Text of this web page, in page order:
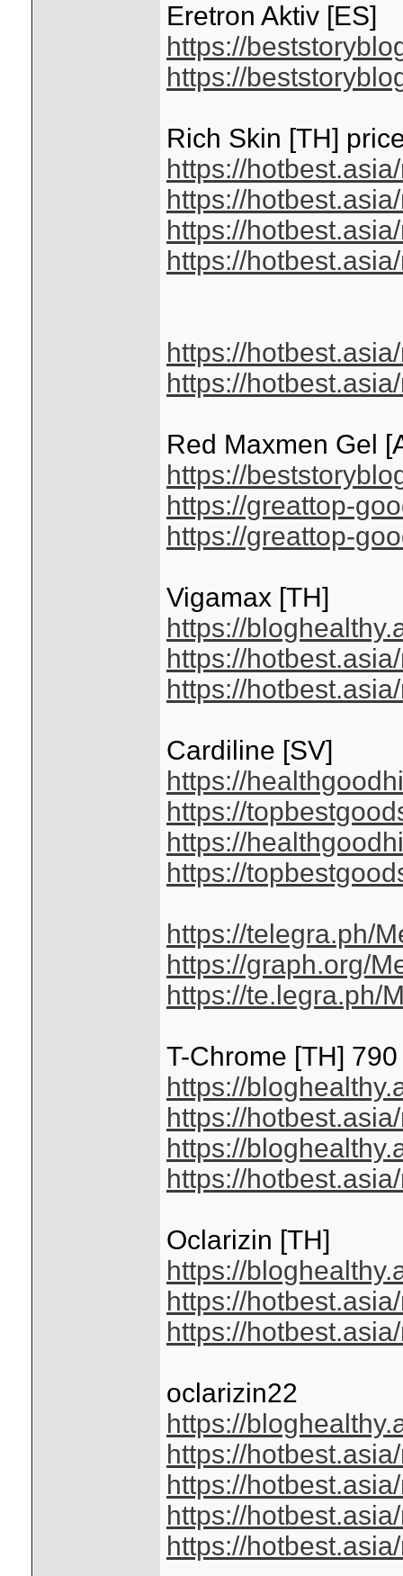
Eretron Aktiv [ES]
https://
https://
Rich Skin [TH]
https://
https://
https://
https://
https://
https://
Red Maxmen Gel
https://
https://greattop-
https://greattop-
Vigamax [TH]
https://
https://
https://
Cardiline [SV]
https://
https://
https://
https://
https://telegra.ph/
https://graph.org/
https://te.legra.ph/
T-Chrome [TH] 790
https://
https://
https://
https://
Oclarizin [TH]
https://
https://
https://
oclarizin22
https://
https://
https://
https://
https://